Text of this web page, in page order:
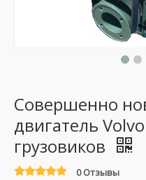
Совершенно
двигатель
грузовиков
0 Отзывы